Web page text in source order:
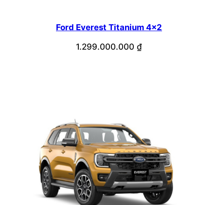
Ford Everest Titanium 4×2
1.299.000.000 ₫